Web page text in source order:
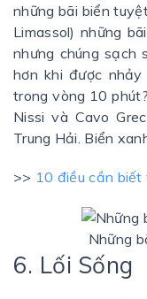
những bãi biển
Limassol) những
nhưng chúng sạch
hơn khi được
trong vòng 10
Nissi và Cavo
Trung Hải. Biển
>> 10 điều cần biết
Những
6. Lối Sống